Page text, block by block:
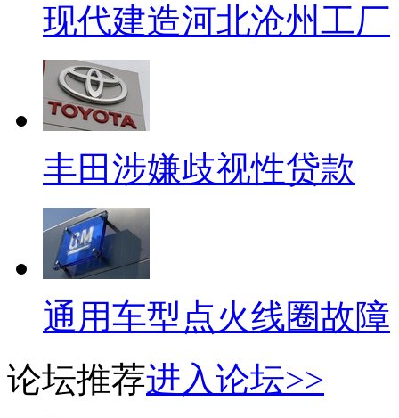
现代建造河北沧州工厂
丰田涉嫌歧视性贷款
通用车型点火线圈故障
论坛推荐进入论坛>>